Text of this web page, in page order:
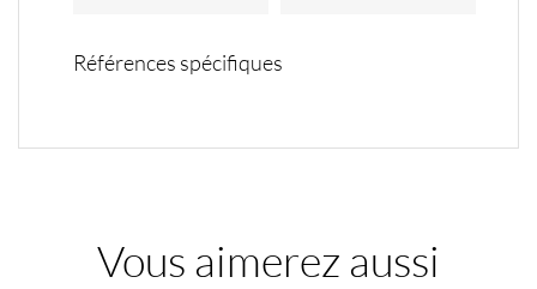
Références spécifiques
Vous aimerez aussi